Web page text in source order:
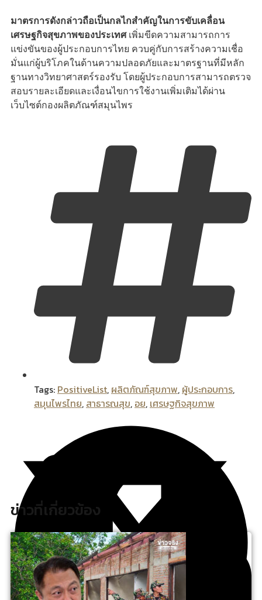
มาตรการดังกล่าวถือเป็นกลไกสำคัญในการขับเคลื่อน
เศรษฐกิจสุขภาพของประเทศ เพิ่มขีดความสามารถการ
แข่งขันของผู้ประกอบการไทย ควบคู่กับการสร้างความเชื่อ
มั่นแก่ผู้บริโภคในด้านความปลอดภัยและมาตรฐานที่มีหลัก
ฐานทางวิทยาศาสตร์รองรับ โดยผู้ประกอบการสามารถตรวจ
สอบรายละเอียดและเงื่อนไขการใช้งานเพิ่มเติมได้ผ่าน
เว็บไซต์กองผลิตภัณฑ์สมุนไพร
Tags: PositiveList, ผลิตภัณฑ์สุขภาพ, ผู้ประกอบการ,
สมุนไพรไทย, สาธารณสุข, อย, เศรษฐกิจสุขภาพ
ข่าวที่เกี่ยวข้อง